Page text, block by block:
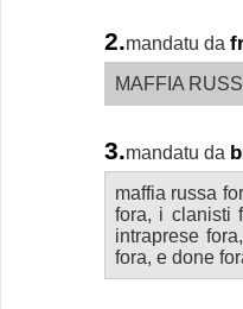
2.mandatu da
MAFFIA
3.mandatu da
maffia russa
fora, i clanisti
intraprese
fora, e done